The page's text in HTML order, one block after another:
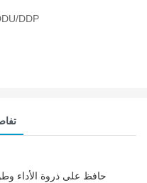
DDP
حافظ على ذروة الأداء